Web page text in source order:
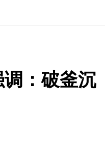
：破釜沉